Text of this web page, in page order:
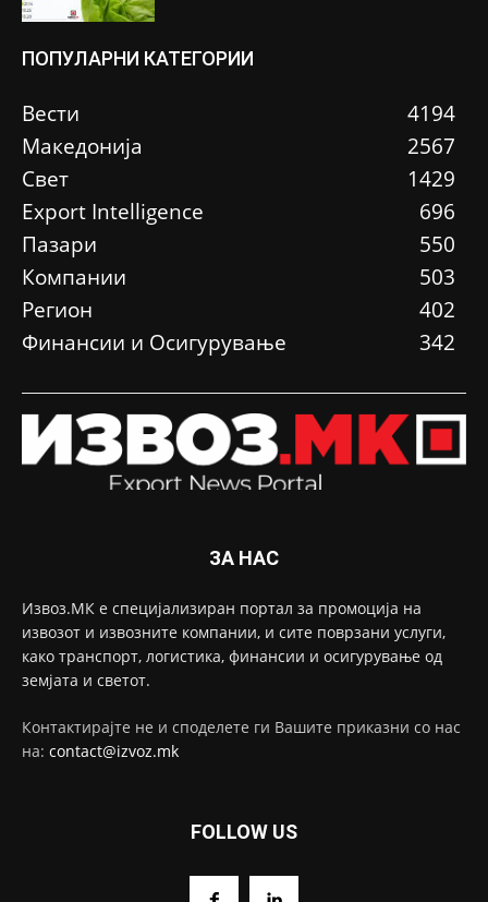
ПОПУЛАРНИ КАТЕГОРИИ
Вести
4194
Македонија
2567
Свет
1429
Еxport Intelligence
696
Пазари
550
Компании
503
Регион
402
Финансии и Осигурување
342
ЗА НАС
Извоз.МК е специјализиран портал за промоција на
извозот и извозните компании, и сите поврзани услуги,
како транспорт, логистика, финансии и осигурување од
земјата и светот.
Контактирајте не и споделете ги Вашите приказни со нас
на: contact@izvoz.mk
FOLLOW US